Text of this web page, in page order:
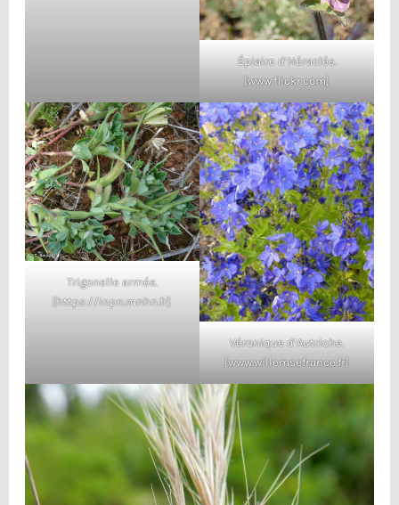
Épiaire d’Héraclée.
[www.flickr.com]
Trigonelle armée.
[https://inpn.mnhn.fr]
Véronique d’Autriche.
[www.willemsefrance.fr]